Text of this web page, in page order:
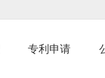
专利申请